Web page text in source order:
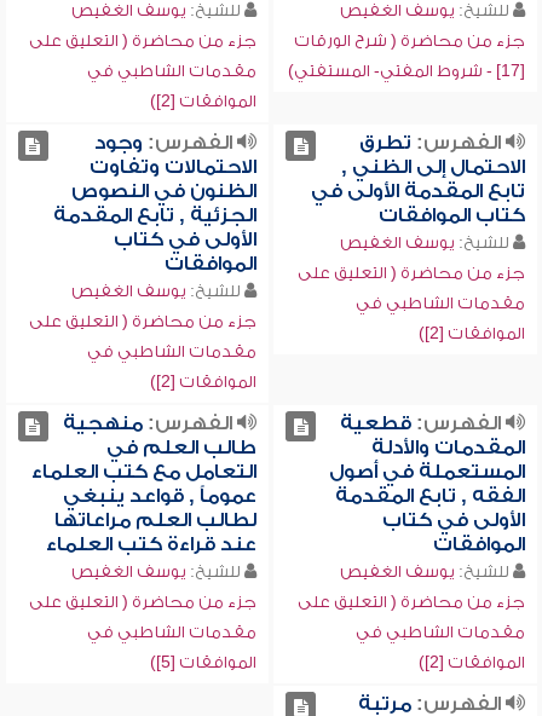
للشيخ: يوسف الغفيص
جزء من محاضرة ( شرح الورقات
[17] - شروط المفتي- المستفتي)
للشيخ: يوسف الغفيص
جزء من محاضرة ( التعليق على
مقدمات الشاطبي في
الموافقات [2])
الفهرس: تطرق
الاحتمال إلى الظني ,
تابع المقدمة الأولى في
كتاب الموافقات
للشيخ: يوسف الغفيص
جزء من محاضرة ( التعليق على
مقدمات الشاطبي في
الموافقات [2])
الفهرس: وجود
الاحتمالات وتفاوت
الظنون في النصوص
الجزئية , تابع المقدمة
الأولى في كتاب
الموافقات
للشيخ: يوسف الغفيص
جزء من محاضرة ( التعليق على
مقدمات الشاطبي في
الموافقات [2])
الفهرس:قطعية
المقدمات والأدلة
المستعملة في أصول
الفقه , تابع المقدمة
الأولى في كتاب
الموافقات
للشيخ: يوسف الغفيص
جزء من محاضرة ( التعليق على
مقدمات الشاطبي في
الموافقات [2])
الفهرس:منهجية
طالب العلم في
التعامل مع كتب العلماء
عموماً , قواعد ينبغي
لطالب العلم مراعاتها
عند قراءة كتب العلماء
للشيخ: يوسف الغفيص
جزء من محاضرة ( التعليق على
مقدمات الشاطبي في
الموافقات [5])
الفهرس:مرتبة